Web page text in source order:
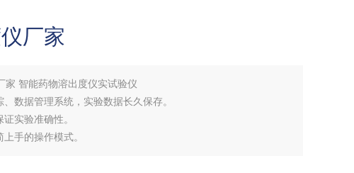
厂家
家 智能药物溶出度仪实试验仪
数据管理系统，实验数据长久保存。
实验准确性。
手的操作模式。